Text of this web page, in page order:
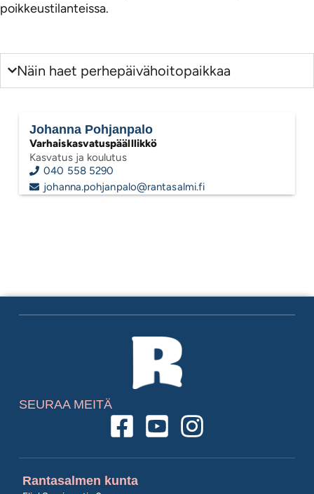
poikkeustilanteissa.
Näin haet perhepäivähoitopaikkaa
Johanna Pohjanpalo
Varhaiskasvatuspäälllikkö
Kasvatus ja koulutus
040 558 5290
johanna.pohjanpalo@rantasalmi.fi
Rantasalmen kunta
SEURAA MEITÄ